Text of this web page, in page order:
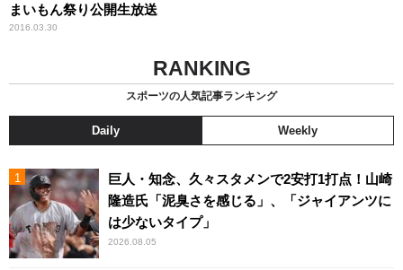
まいもん祭り公開生放送
2016.03.30
RANKING
スポーツの人気記事ランキング
Daily Weekly
巨人・知念、久々スタメンで2安打1打点！山崎
隆造氏「泥臭さを感じる」、「ジャイアンツに
は少ないタイプ」
2026.08.05